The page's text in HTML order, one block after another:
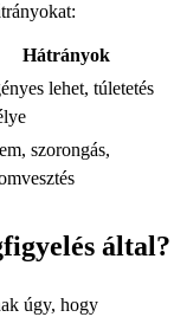
Hátrányok
lehet, túletetés
szorongás,
által?
úgy, hogy